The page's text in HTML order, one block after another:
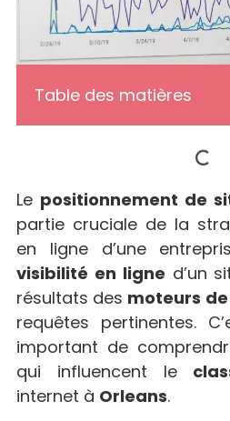
Table des matières
Le positionnement de
partie cruciale de la
en ligne d’une
visibilité en ligne d’un
résultats des moteurs
requêtes pertinentes.
important de
qui influencent le
internet à Orleans.